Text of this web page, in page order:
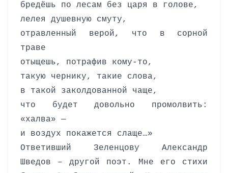
бредёшь по лесам без царя в голове,
лелея душевную смуту,
отравленный верой, что в сорной
траве
отыщешь, потрафив кому-то,
такую чернику, такие слова,
в такой заколдованной чаще,
что будет довольно промолвить:
«халва» —
и воздух покажется слаще…»
Ответивший Зеленцову Александр
Шведов – другой поэт. Мне его стихи